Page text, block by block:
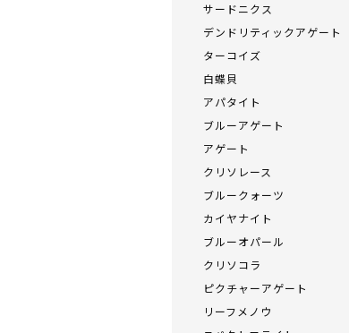
サードニクス
デンドリティックアゲート
ターコイズ
白蝶貝
アパタイト
ブルーアゲート
アゲート
クリソレース
ブルークォーツ
カイヤナイト
ブルーオパール
クリソコラ
ピクチャーアゲート
リーフメノウ